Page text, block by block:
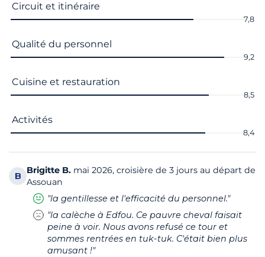
Circuit et itinéraire
7,8
Qualité du personnel
9,2
Cuisine et restauration
8,5
Activités
8,4
B Brigitte B. mai 2026, croisière de 3 jours au départ de
Assouan
"la gentillesse et l'efficacité du personnel."
"la calèche à Edfou. Ce pauvre cheval faisait
peine à voir. Nous avons refusé ce tour et
sommes rentrées en tuk-tuk. C'était bien plus
amusant !"